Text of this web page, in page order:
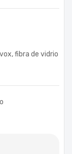
,fibra de vidrio